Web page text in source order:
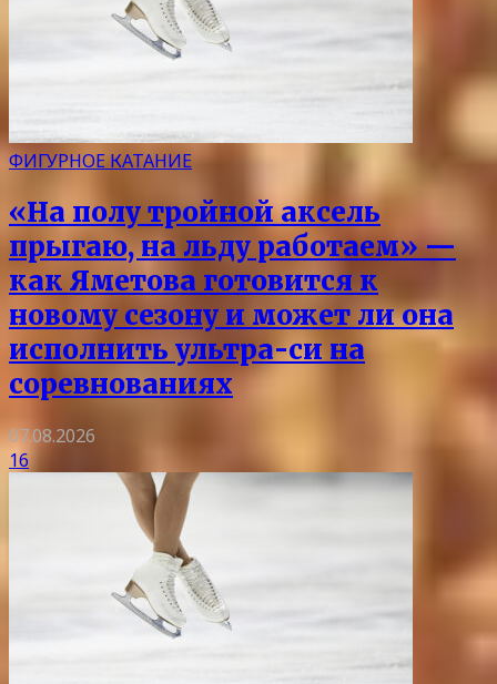
ФИГУРНОЕ КАТАНИЕ
«На полу тройной аксель
прыгаю, на льду работаем» —
как Яметова готовится к
новому сезону и может ли она
исполнить ультра-си на
соревнованиях
07.08.2026
16